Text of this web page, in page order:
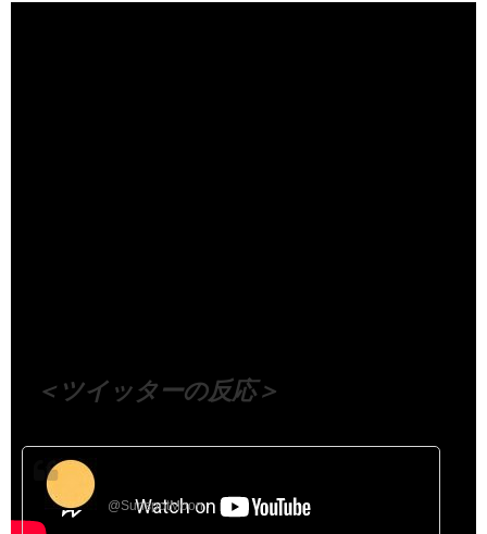
＜ツイッターの反応＞
@SunspotMoon